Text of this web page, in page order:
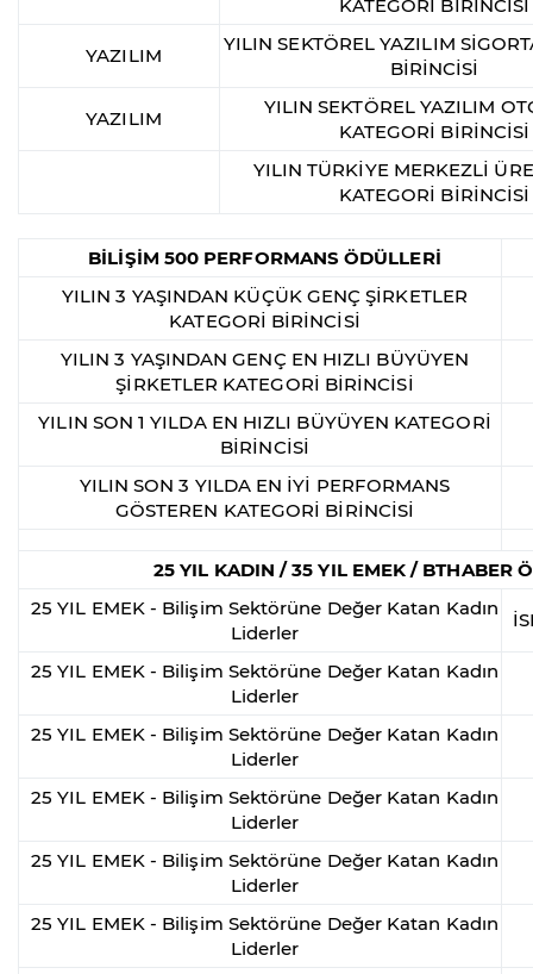
KATEGORİ BİRİNCİSİ
YAZILIM
YILIN SEKTÖREL YAZILIM
BİRİNCİSİ
YAZILIM
YILIN SEKTÖREL YAZILIM
KATEGORİ BİRİNCİSİ
YILIN TÜRKİYE MERKEZLİ
KATEGORİ BİRİNCİSİ
BİLİŞİM 500 PERFORMANS ÖDÜLLERİ
YILIN 3 YAŞINDAN KÜÇÜK GENÇ ŞİRKETLER
KATEGORİ BİRİNCİSİ
YILIN 3 YAŞINDAN GENÇ EN HIZLI BÜYÜYEN
ŞİRKETLER KATEGORİ BİRİNCİSİ
YILIN SON 1 YILDA EN HIZLI BÜYÜYEN KATEGORİ
BİRİNCİSİ
YILIN SON 3 YILDA EN İYİ PERFORMANS
GÖSTEREN KATEGORİ BİRİNCİSİ
25 YIL KADIN / 35 YIL EMEK / BTHABER
25 YIL EMEK - Bilişim Sektörüne Değer Katan Kadın
Liderler
25 YIL EMEK - Bilişim Sektörüne Değer Katan Kadın
Liderler
25 YIL EMEK - Bilişim Sektörüne Değer Katan Kadın
Liderler
25 YIL EMEK - Bilişim Sektörüne Değer Katan Kadın
Liderler
25 YIL EMEK - Bilişim Sektörüne Değer Katan Kadın
Liderler
25 YIL EMEK - Bilişim Sektörüne Değer Katan Kadın
Liderler